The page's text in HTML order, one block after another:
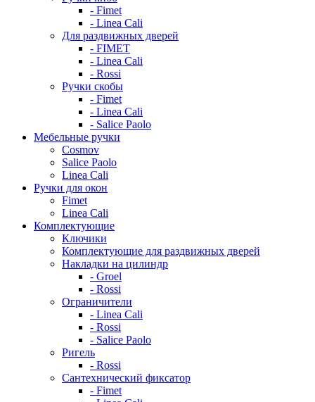
- Fimet
- Linea Cali
Для раздвижных дверей
- FIMET
- Linea Cali
- Rossi
Ручки скобы
- Fimet
- Linea Cali
- Salice Paolo
Мебельные ручки
Cosmov
Salice Paolo
Linea Cali
Ручки для окон
Fimet
Linea Cali
Комплектующие
Ключики
Комплектующие для раздвижных дверей
Накладки на цилиндр
- Groel
- Rossi
Ограничители
- Linea Cali
- Rossi
- Salice Paolo
Ригель
- Rossi
Сантехнический фиксатор
- Fimet